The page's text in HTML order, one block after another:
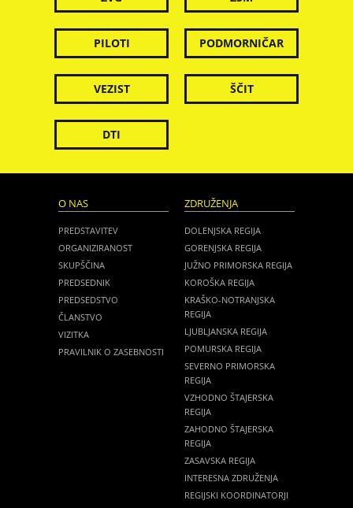
PILOTI PODMORNIČAR
VEZIST ŠČIT
DTI
O NAS
PREDSTAVITEV
ORGANIZIRANOST
SKUPŠČINA
PREDSEDNIK
PREDSEDSTVO
ČLANSTVO
VIZITKA
PRAVILNIK O ZASEBNOSTI
ZDRUŽENJA
DOLENJSKA REGIJA
GORENJSKA REGIJA
JUŽNO PRIMORSKA REGIJA
KOROŠKA REGIJA
KRAŠKO-NOTRANJSKA
REGIJA
LJUBLJANSKA REGIJA
POMURSKA REGIJA
SEVERNO PRIMORSKA
REGIJA
VZHODNO ŠTAJERSKA
REGIJA
ZAHODNO ŠTAJERSKA
REGIJA
ZASAVSKA REGIJA
INTERESNA ZDRUŽENJA
REGIJSKI KOORDINATORJI